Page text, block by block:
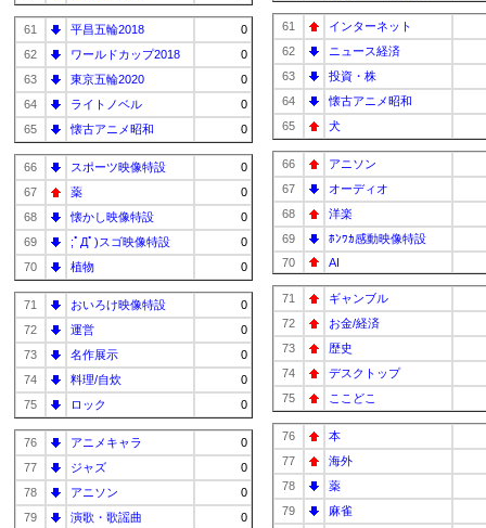
61 平昌五輪2018
0
62
ワールドカップ2018
0
63
東京五輪2020
0
64
ライトノベル
0
65
懐古アニメ昭和 0
66 スポーツ映像特設
0
67
薬
0
68
懐かし映像特設
0
69
;ﾟДﾟ)スゴ映像特設
0
70
植物 0
71 おいろけ映像特設
0
72
運営
0
73
名作展示
0
74
料理/自炊
0
75
ロック 0
76 アニメキャラ
0
77
ジャズ
0
78
アニソン
0
79
演歌・歌謡曲
0
61
インターネット
62
ニュース経済
63
投資・株
64
懐古アニメ昭和
65
犬
66
アニソン
67
オーディオ
68
洋楽
69
ﾎﾝﾜｶ感動映像特設
70
AI
71
ギャンブル
72
お金/経済
73
歴史
74
デスクトップ
75
ここどこ
76
本
77
海外
78
薬
79
麻雀